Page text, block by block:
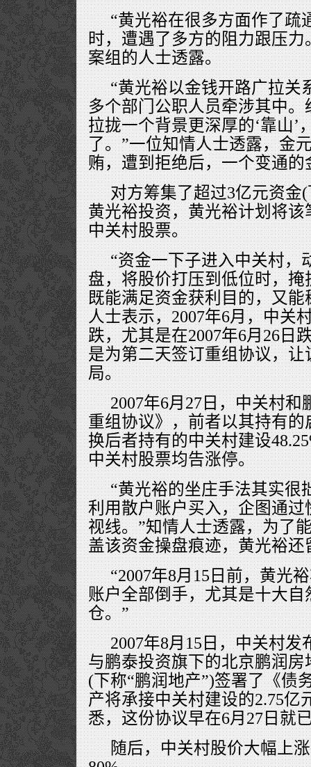
“黄光裕在很多方面作了疏
时，遭遇了多方的阻力跟压
案组的人士透露。
“黄光裕以金钱开路广拉关
多个部门公职人员牵涉其中
拉拢一个背景更深厚的‘靠山’
了。”一位知情人士透露，金
贿，遭到拒绝后，一个变通
对方筹集了超过3亿元资金
黄光裕投资，黄光裕计划将
中关村股票。
“资金一下子进入中关村，
盘，将股价打压到低位时，
既能满足资金获利目的，又
人士表示，2007年6月，中关
跌，尤其是在2007年6月26日
是为第二天签订重组协议，
局。
2007年6月27日，中关村
重组协议》，前者以其持有的
换后者持有的中关村建设
中关村股票均告涨停。
“黄光裕的坐庄手法其实很
利用散户账户买入，企图通
视线。”知情人士透露，为了
盖该资金操盘痕迹，黄光裕还
“2007年8月15日前，黄光
账户全部倒手，尤其是十大
仓。”
2007年8月15日，中关村
与鹏泰投资旗下的北京鹏润
(下称“鹏润地产”)签署了《债
产将承接中关村建设的2.75亿
悉，这份协议早在6月27日就
随后，中关村股价大幅上